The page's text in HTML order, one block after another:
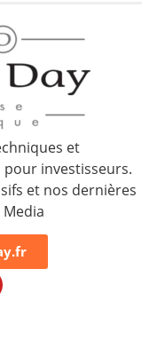
et
investisseurs.
et nos dernières
Media